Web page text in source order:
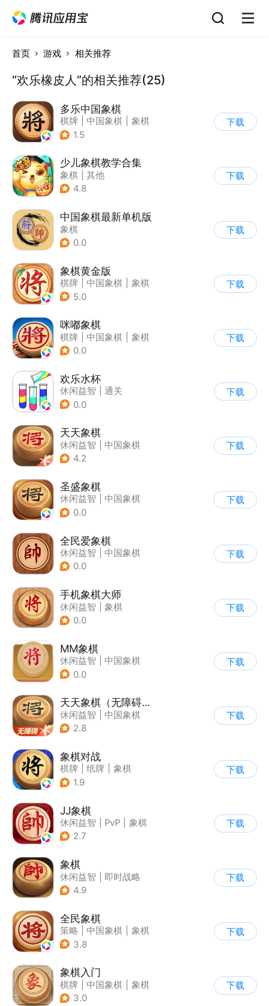
首页 游戏 相关推荐
“欢乐橡皮人”的相关推荐(25)
多乐中国象棋
棋牌 中国象棋
象棋
| 卡通
1.5
下载
少儿象棋教学合集
象棋
其他
4.8
下载
中国象棋最新单机版
象棋
0.0
下载
象棋黄金版
棋牌 中国象棋
象棋
5.0
下载
咪嘟象棋
棋牌 中国象棋
象棋
| 匹配对战
0.0
下载
欢乐水杯
休闲益智
通关
0.0
下载
天天象棋
休闲益智
中国象棋
| 象棋
4.2
下载
圣盛象棋
休闲益智
中国象棋
| 象棋
0.0
下载
全民爱象棋
休闲益智
中国象棋
| 象棋
0.0
下载
手机象棋大师
休闲益智
象棋
0.0
下载
MM象棋
休闲益智
中国象棋
| 解压
0.0
下载
天天象棋（无障碍版）
休闲益智
中国象棋
| 象棋
2.8
下载
象棋对战
棋牌 纸牌
象棋
| 卡通
1.9
下载
JJ象棋
休闲益智 PvP
象棋
| 学习教育
2.7
下载
象棋
休闲益智
即时战略
| 象棋
4.9
下载
全民象棋
策略 中国象棋
象棋
| 古风
3.8
下载
象棋入门
棋牌 中国象棋
象棋
| 学习教育
3.0
下载